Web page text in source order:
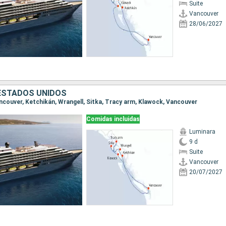
Suite
Vancouver
28/06/2027
UNIDOS
Ketchikán, Wrangell, Sitka, Tracy arm, Klawock, Vancouver
Comidas incluidas
Luminara
9 d
Suite
Vancouver
20/07/2027